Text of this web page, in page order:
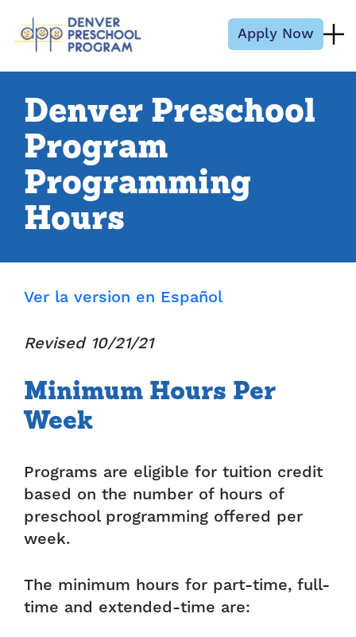
Apply Now
Denver Preschool
Program
Programming
Hours
Ver la version en Español
Revised 10/21/21
Minimum Hours Per
Week
Programs are eligible for tuition credit
based on the number of hours of
preschool programming offered per
week.
The minimum hours for part-time, full-
time and extended-time are: